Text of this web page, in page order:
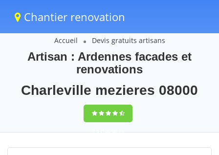
Chantier renovation
Accueil Devis gratuits artisans
Artisan : Ardennes facades et
renovations
Charleville mezieres 08000
9,5(100%)74
votes